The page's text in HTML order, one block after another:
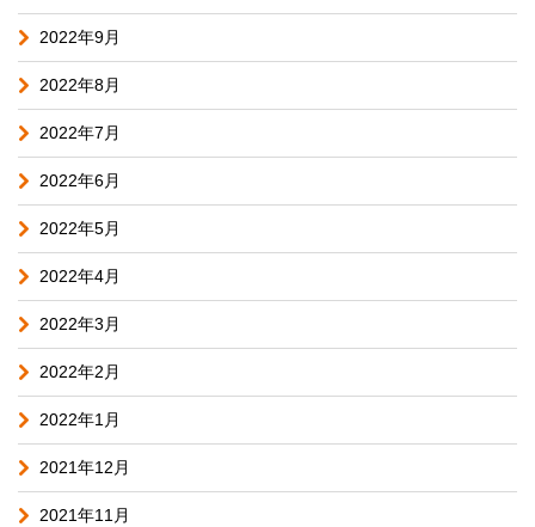
2022年9月
2022年8月
2022年7月
2022年6月
2022年5月
2022年4月
2022年3月
2022年2月
2022年1月
2021年12月
2021年11月